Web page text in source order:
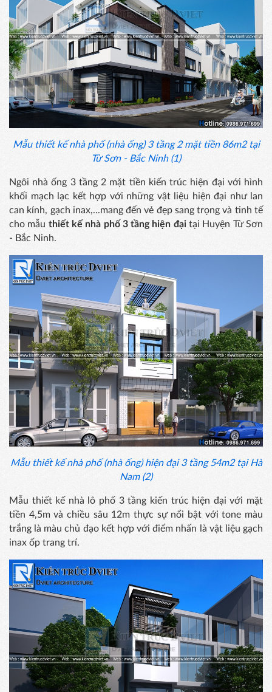
Mẫu thiết kế nhà phố (nhà ống) 3 tầng 2 mặt tiền 86m2 tại
Từ Sơn - Bắc Ninh (1)
Ngôi nhà ống 3 tầng 2 mặt tiền kiến trúc hiện đại với hình
khối mạch lạc kết hợp với những vật liệu hiện đại như lan
can kính, gạch inax,...mang đến vẻ đẹp sang trọng và tinh tế
cho mẫu thiết kế nhà phố 3 tầng hiện đạitại Huyện Từ Sơn
- Bắc Ninh.
Mẫu thiết kế nhà phố (nhà ống) hiện đại 3 tầng 54m2 tại Hà
Nam (2)
Mẫu thiết kế nhà lô phố 3 tầng kiến trúc hiện đại với mặt
tiền 4,5m và chiều sâu 12m thực sự nổi bật với tone màu
trắng là màu chủ đạo kết hợp với điểm nhấn là vật liệu gạch
inax ốp trang trí.